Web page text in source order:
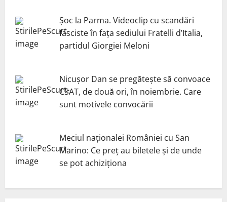
Șoc la Parma. Videoclip cu scandări
fasciste în fața sediului Fratelli d’Italia,
partidul Giorgiei Meloni
Nicuşor Dan se pregăteşte să convoace
CSAT, de două ori, în noiembrie. Care
sunt motivele convocării
Meciul naționalei României cu San
Marino: Ce preț au biletele și de unde
se pot achiziționa